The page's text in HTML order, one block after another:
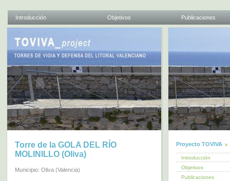
Introducción Objetivos Publicaciones
Torre de la GOLA DEL RÍO
MOLINILLO (Oliva)
Municipio: Oliva (Valencia)
Proyecto TOVIVA
Introducción
Objetivos
Publicaciones